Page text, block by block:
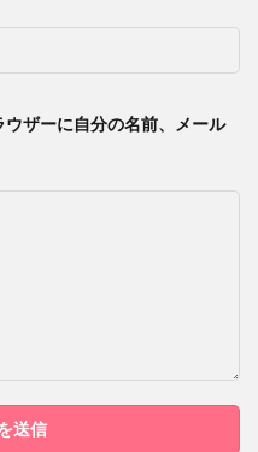
ザーに自分の名前、メール